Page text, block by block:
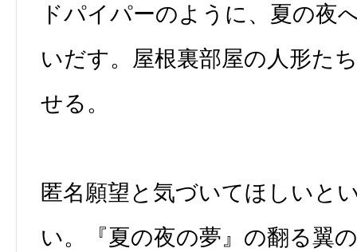
ドパイパーのように、夏の夜
いだす。屋根裏部屋の人形た
せる。
匿名願望と気づいてほしいと
い。『夏の夜の夢』の翻る翼